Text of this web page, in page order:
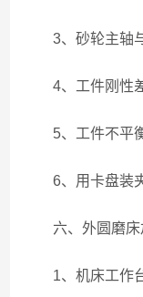
3、砂轮主轴与
4、工件刚性差
5、工件不平衡
6、用卡盘装夹
六、外圆磨床
1、机床工作台